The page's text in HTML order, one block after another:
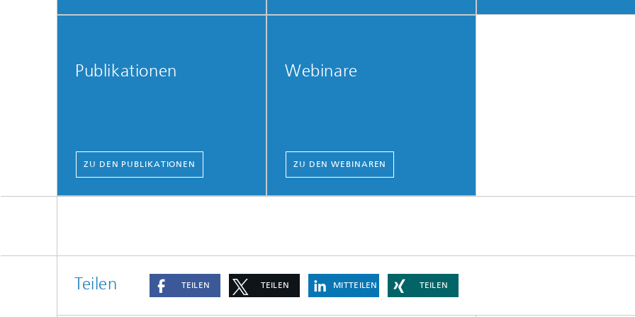
Publikationen
ZU DEN PUBLIKATIONEN
Webinare
ZU DEN WEBINAREN
Teilen TEILEN TEILEN MITTEILEN TEILEN